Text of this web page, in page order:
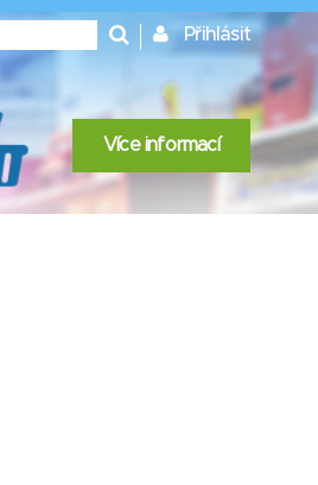
Přihlásit
Více informací